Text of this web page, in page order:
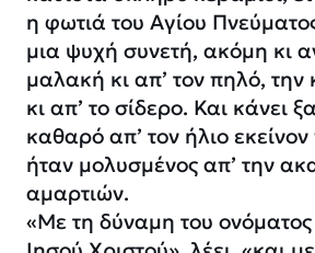
η φωτιά του Αγίου
μια ψυχή συνετή, ακόμη κι
μαλακή κι απ’ τον πηλό, την
κι απ’ το σίδερο. Και κάνει
καθαρό απ’ τον ήλιο
ήταν μολυσμένος απ’ την
αμαρτιών.
«Με τη δύναμη του ονόματος